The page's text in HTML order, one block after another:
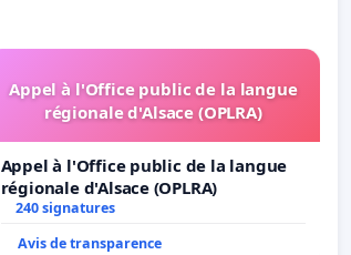
Appel à l'Office public de la langue
régionale d'Alsace (OPLRA)
Appel à l'Office public de la langue
régionale d'Alsace (OPLRA)
240 signatures
Avis de transparence